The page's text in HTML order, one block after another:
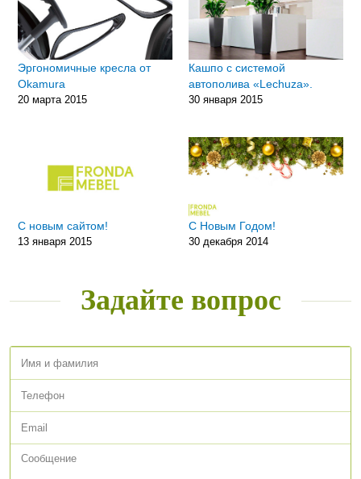
Эргономичные кресла от
Okamura
20 марта 2015
Кашпо c системой
автополива «Lechuza».
30 января 2015
С новым сайтом!
13 января 2015
C Новым Годом!
30 декабря 2014
Задайте вопрос